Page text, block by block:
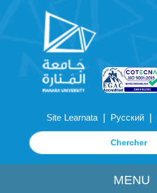
Site Learnata | Русский |
MENU